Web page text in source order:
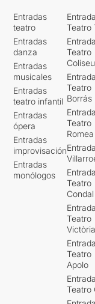
Entradas
teatro
Entradas
danza
Entradas
musicales
Entradas
teatro infantil
Entradas
ópera
Entradas
improvisación
Entradas
monólogos
Teatro
Teatro
Teatro
Borrás
Teatro
Romea
Teatro
Condal
Teatro
Victòria
Teatro
Apolo
Teatro